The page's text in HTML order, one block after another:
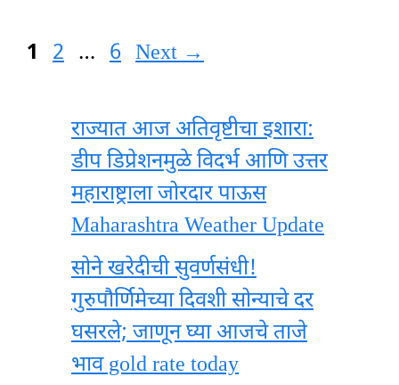
Page
1 Page
2 … Page
6 Next→
राज्यात आज अतिवृष्टीचा इशारा:
डीप डिप्रेशनमुळे विदर्भ आणि उत्तर
महाराष्ट्राला जोरदार पाऊस
Maharashtra Weather Update
सोने खरेदीची सुवर्णसंधी!
गुरुपौर्णिमेच्या दिवशी सोन्याचे दर
घसरले; जाणून घ्या आजचे ताजे
भाव gold rate today